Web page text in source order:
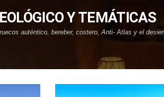
Y TEMÁTICAS
auténtico, bereber, costero, Anti- Atlas y el